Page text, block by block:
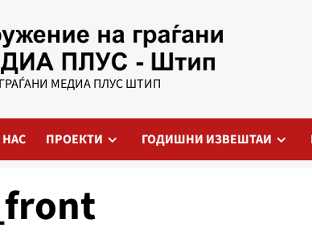
МЕДИА ПЛУС ШТИП
НАС ПРОЕКТИ ГОДИШНИ ИЗВЕШТАИ